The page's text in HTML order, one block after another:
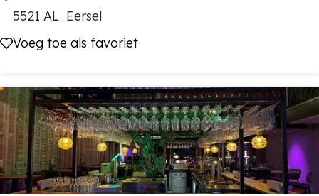
n
&
M
o
r
5521 AL Eersel
Voeg toe als favoriet
Voeg toe als favoriet